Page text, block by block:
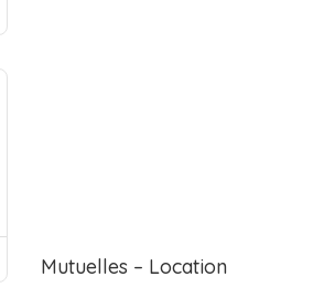
Mutuelles – Location